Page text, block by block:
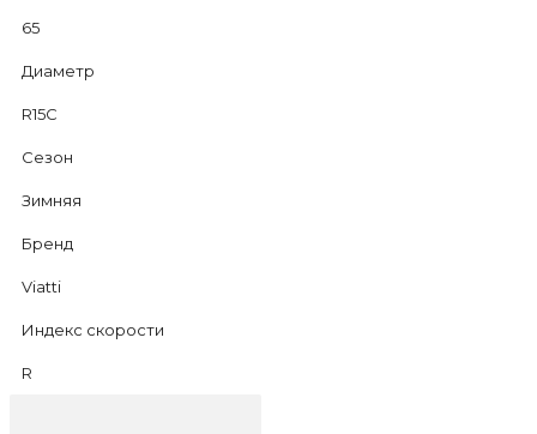
65
Диаметр
R15C
Сезон
Зимняя
Бренд
Viatti
Индекс скорости
R